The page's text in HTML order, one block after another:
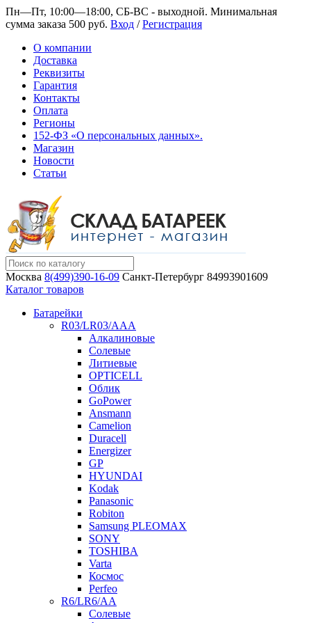
Пн—Пт, 10:00—18:00, СБ-ВС - выходной. Минимальная
сумма заказа 500 руб. Вход /Регистрация
О компании
Доставка
Реквизиты
Гарантия
Контакты
Оплата
Регионы
152-ФЗ «О персональных данных».
Магазин
Новости
Статьи
Москва 8(499)390-16-09 Санкт-Петербург 84993901609
Каталог товаров
Батарейки
R03/LR03/AAA
Алкалиновые
Солевые
Литиевые
OPTICELL
Облик
GoPower
Ansmann
Camelion
Duracell
Energizer
GP
HYUNDAI
Kodak
Panasonic
Robiton
Samsung PLEOMAX
SONY
TOSHIBA
Varta
Космос
Perfeo
R6/LR6/AA
Солевые